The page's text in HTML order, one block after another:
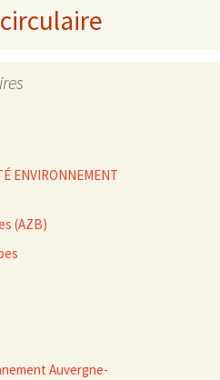
ENVIRONNEMENT
(AZB)
Auvergne-